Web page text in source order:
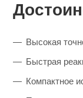
Высокая
Быстрая
Компактное